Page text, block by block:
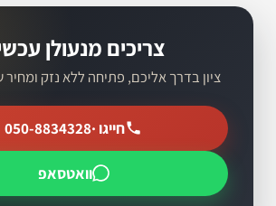
צריכים מנעולן
ציון בדרך אליכם, פתיחה ללא נזק
חייגו ·050-8834328
וואטסאפ